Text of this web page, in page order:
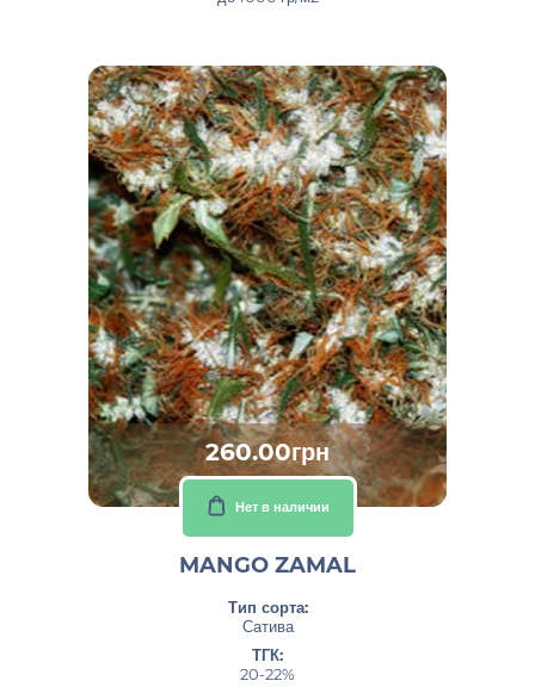
260.00грн
Нет в наличии
MANGO ZAMAL
Тип сорта:
Сатива
ТГК:
20-22%